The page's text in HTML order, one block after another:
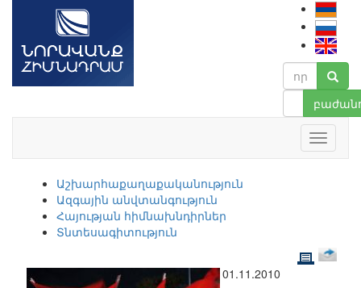
Աշխարհաքաղաքականություն
Ազգային անվտանգություն
Հայության հիմնախնդիրներ
Տնտեսագիտություն
01.11.2010